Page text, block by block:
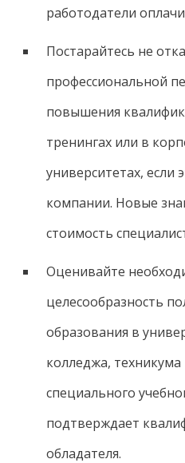
работодатели
Постарайтесь не
профессиональной
повышения
тренингах или в
университетах, если
компании. Новые
стоимость
Оценивайте
целесообразность
образования в
колледжа, техникума
специального
подтверждает
обладателя.